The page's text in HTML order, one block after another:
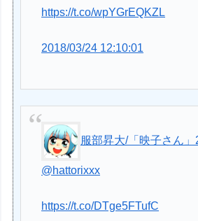
https://t.co/wpYGrEQKZL
2018/03/24 12:10:01
服部昇大/「映子さん」
@hattorixxx
https://t.co/DTge5FTufC